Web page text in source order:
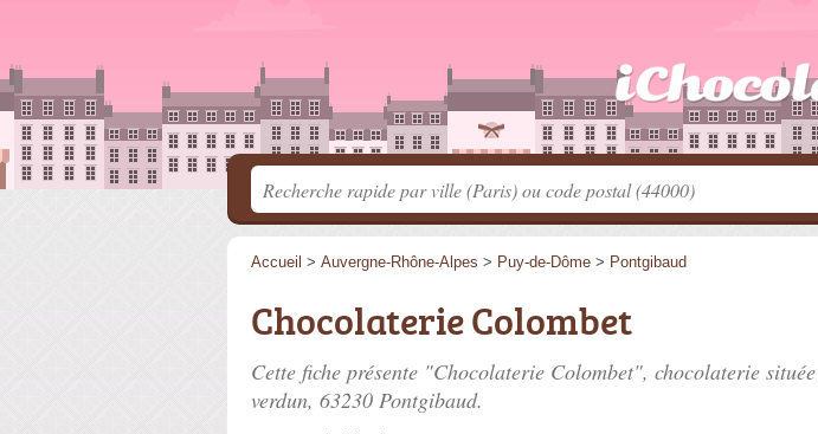
Accueil > Auvergne-Rhône-Alpes > Puy-de-Dôme > Pontgibaud
Chocolaterie Colombet
Cette fiche présente "Chocolaterie Colombet", chocolaterie située
verdun, 63230 Pontgibaud.